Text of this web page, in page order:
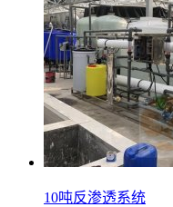
10吨反渗透系统